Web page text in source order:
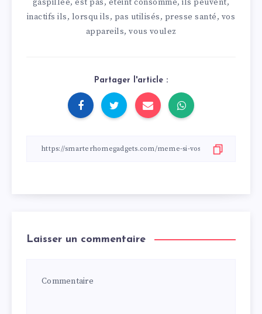
gaspillée,est pas, éteint consomme,ils peuvent,
inactifs ils, lorsqu ils, pas utilisés, presse santé, vos
appareils, vous voulez
Partager l'article :
Laisser un commentaire